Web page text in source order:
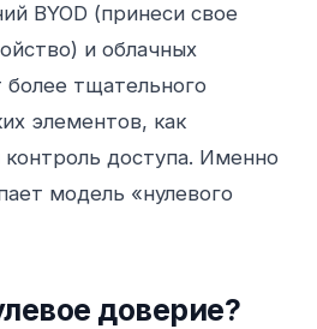
BYOD (принеси свое
и облачных
более тщательного
элементов, как
контроль доступа. Именно
модель «нулевого
доверие?